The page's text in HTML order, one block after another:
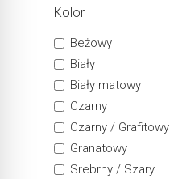
Kolor
Beżowy
Biały
Biały matowy
Czarny
Czarny / Grafitowy
Granatowy
Srebrny / Szary